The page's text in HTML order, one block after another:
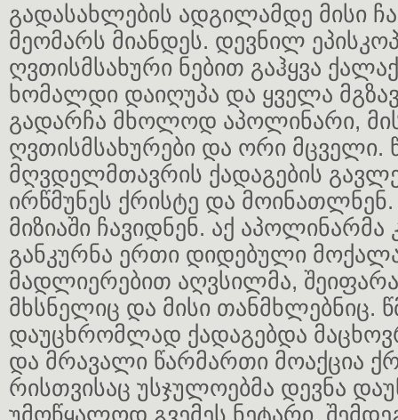
გადასახლების ადგილამდე მისი
მეომარს მიანდეს. დევნილ
ღვთისმსახური ნებით გაჰყვა
ხომალდი დაიღუპა და ყველა
გადარჩა მხოლოდ აპოლინარი,
ღვთისმსახურები და ორი მცველი.
მღვდელმთავრის ქადაგების
ირწმუნეს ქრისტე და მოინათლნენ.
მიზიაში ჩავიდნენ. აქ აპოლინარმა
განკურნა ერთი დიდებული
მადლიერებით აღვსილმა,
მხსნელიც და მისი თანმხლებნიც.
დაუცხრომლად ქადაგებდა
და მრავალი წარმართი მოაქცია
რისთვისაც უსჯულოებმა დევნა
უმოწყალოდ გვემეს ნეტარი,